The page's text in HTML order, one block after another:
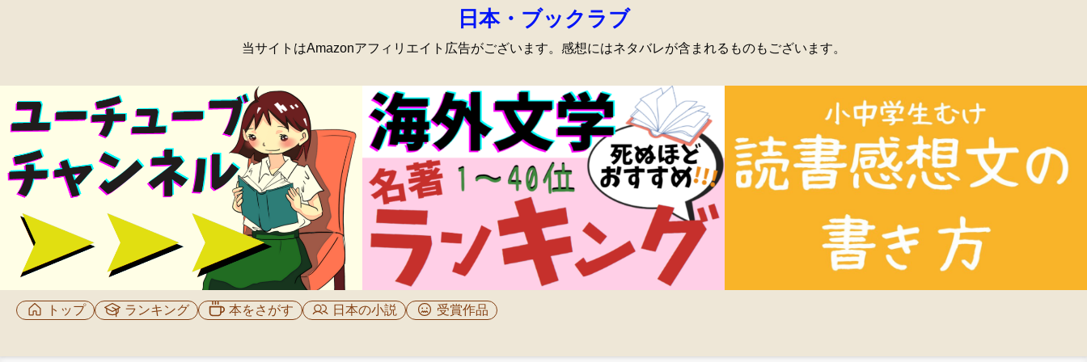
日本・ブックラブ
当サイトはAmazonアフィリエイト広告がございます。感想にはネタバレが含まれるものもございます。
トップ ランキング 本をさがす 日本の小説 受賞作品